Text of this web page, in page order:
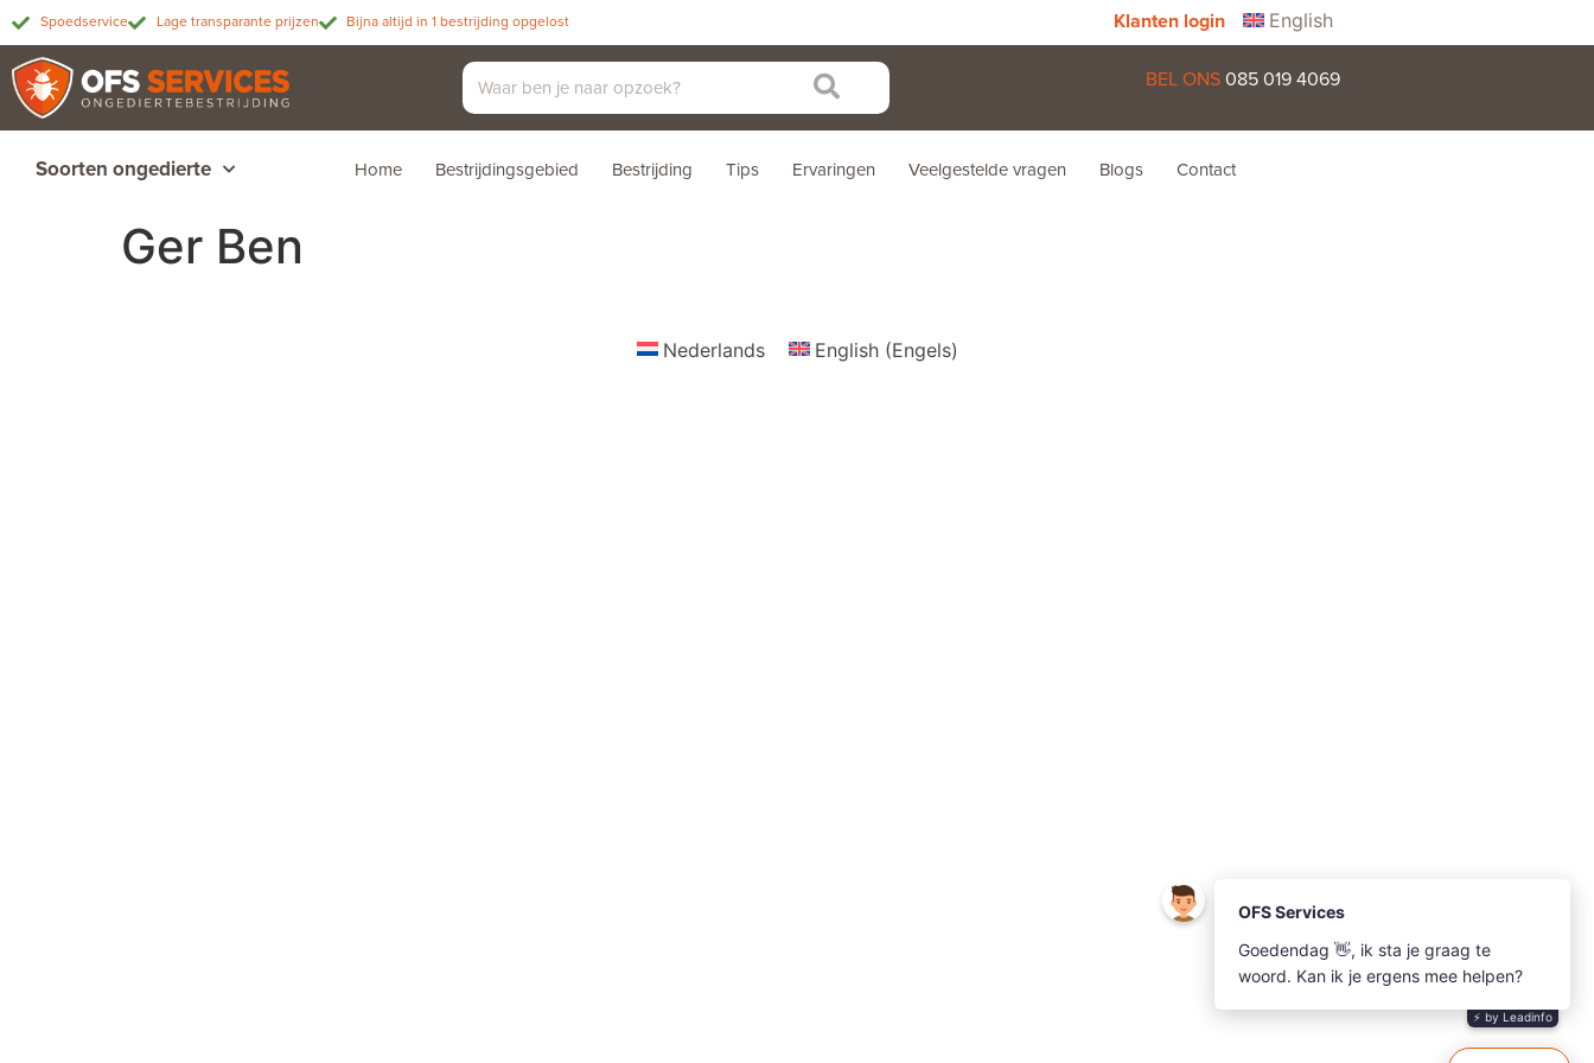
Spoedservice Lage transparante prijzen Bijna altijd in 1 bestrijding opgelost Klanten login English
BEL ONS 085 019 4069
Soorten ongedierte Home Bestrijdingsgebied Bestrijding Tips Ervaringen Veelgestelde vragen Blogs Contact
Ger Ben
Nederlands English(Engels)